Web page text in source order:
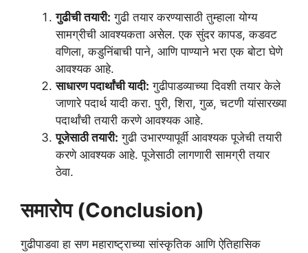
गुढीची तयारी: गुढी तयार करण्यासाठी तुम्हाला योग्य
सामग्रीची आवश्यकता असेल. एक सुंदर कापड, कडवट
वणिला, कडुनिंबाची पाने, आणि पाण्याने भरा एक बोटा घेणे
आवश्यक आहे.
साधारण पदार्थांची यादी: गुढीपाडव्याच्या दिवशी तयार केले
जाणारे पदार्थ यादी करा. पुरी, शिरा, गुळ, चटणी यांसारख्या
पदार्थांची तयारी करणे आवश्यक आहे.
पूजेसाठी तयारी: गुढी उभारण्यापूर्वी आवश्यक पूजेची तयारी
करणे आवश्यक आहे. पूजेसाठी लागणारी सामग्री तयार
ठेवा.
समारोप (Conclusion)
गुढीपाडवा हा सण महाराष्ट्राच्या सांस्कृतिक आणि ऐतिहासिक